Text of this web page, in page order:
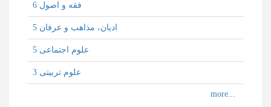
فقه و اصول 6
ادیان، مذاهب و عرفان 5
علوم اجتماعی 5
علوم تربیتی 3